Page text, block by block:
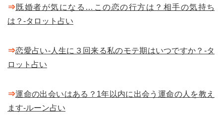
⇒既婚者が気になる…この恋の行方は？相手の気持ち
は？-タロット占い
⇒恋愛占い-人生に３回来る私のモテ期はいつですか？-タ
ロット占い
⇒運命の出会いはある？1年以内に出会う運命の人を教え
ます-ルーン占い